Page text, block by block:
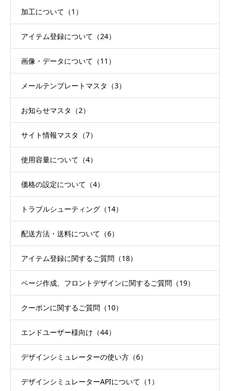
加工について（1）
アイテム登録について（24）
画像・データについて（11）
メールテンプレートマスタ（3）
お知らせマスタ（2）
サイト情報マスタ（7）
使用容量について（4）
価格の設定について（4）
トラブルシューティング（14）
配送方法・送料について（6）
アイテム登録に関するご質問（18）
ページ作成、フロントデザインに関するご質問（19）
クーポンに関するご質問（10）
エンドユーザー様向け（44）
デザインシミュレーターの使い方（6）
デザインシミュレーターAPIについて（1）